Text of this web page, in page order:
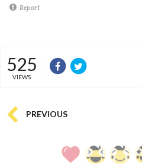
Report
525
VIEWS
PREVIOUS